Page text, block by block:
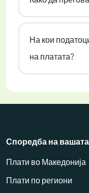
На кои
на платата?
Споредба на
Плати во Македонија
Плати по региони